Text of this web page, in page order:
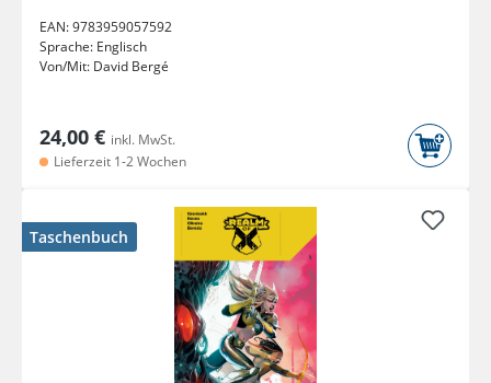
EAN:9783959057592
Sprache: Englisch
Von/Mit: David Bergé
24,00 € inkl. MwSt.
Lieferzeit 1-2 Wochen
Taschenbuch